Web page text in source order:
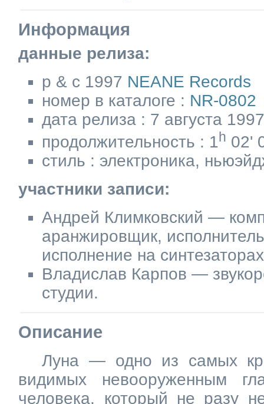
Информация
данные релиза:
p & c 1997 NEANE Records
номер в каталоге : NR-0802
дата релиза : 7 августа
продолжительность : 1h 02'
стиль : электроника,
участники записи:
Андрей Климковский —
аранжировщик,
исполнение на
Владислав Карпов —
студии.
Описание
Луна — одно из самых
видимых невооруженным
человека, который не разу